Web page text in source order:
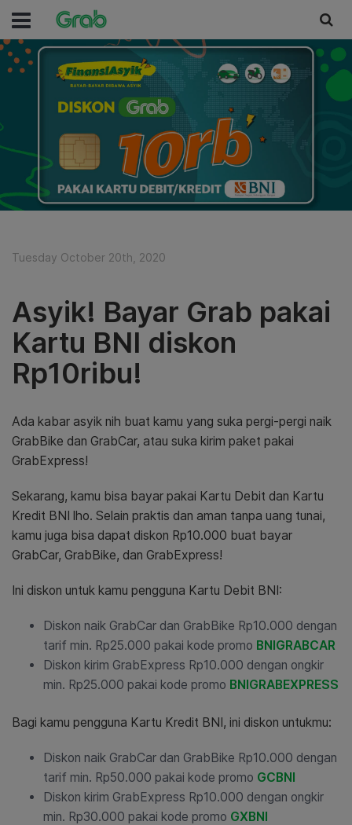
Tuesday October 20th, 2020
Asyik! Bayar Grab pakai
Kartu BNI diskon
Rp10ribu!
Ada kabar asyik nih buat kamu yang suka pergi-pergi naik
GrabBike dan GrabCar, atau suka kirim paket pakai
GrabExpress!
Sekarang, kamu bisa bayar pakai Kartu Debit dan Kartu
Kredit BNI lho. Selain praktis dan aman tanpa uang tunai,
kamu juga bisa dapat diskon Rp10.000 buat bayar
GrabCar, GrabBike, dan GrabExpress!
Ini diskon untuk kamu pengguna Kartu Debit BNI:
Diskon naik GrabCar dan GrabBike Rp10.000 dengan
tarif min. Rp25.000 pakai kode promo BNIGRABCAR
Diskon kirim GrabExpress Rp10.000 dengan ongkir
min. Rp25.000 pakai kode promo BNIGRABEXPRESS
Bagi kamu pengguna Kartu Kredit BNI, ini diskon untukmu:
Diskon naik GrabCar dan GrabBike Rp10.000 dengan
tarif min. Rp50.000 pakai kode promo GCBNI
Diskon kirim GrabExpress Rp10.000 dengan ongkir
min. Rp30.000 pakai kode promo GXBNI